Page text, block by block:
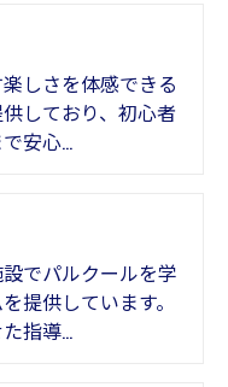
しさを体感できる
しており、初心者
安心…
でパルクールを学
提供しています。
指導…